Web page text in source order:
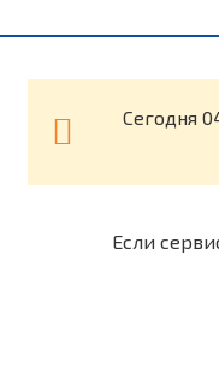
Cегодня
Если